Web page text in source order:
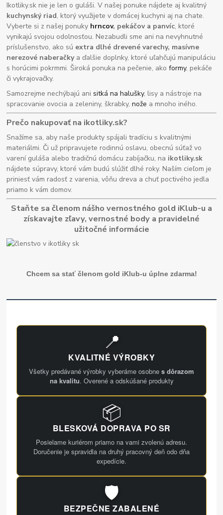
Ikotliky.sk nie je len o guláši. V našej ponuke nájdete aj kvalitný
kuchynský riad, ktorý využijete v domácej kuchyni aj na chate.
Vyberte si z našej ponuky hrncov, pekáčov a panvíc, ktoré
vynikajú svojou odolnosťou. Nezabudli sme ani na nevyhnutné
príslušenstvo, ako sú extra dlhé drevené varechy, masívne
nerezové naberačkya ďalšie doplnky, ktoré uľahčujú manipuláciu
s horúcimi pokrmmi. Široká ponuka na pečenie, akoformy, pekáče
či vykrajovačky.
Samozrejme nechýbajú anisitká na halušky, lisy a nástroje na
spracovanie ovocia a zeleniny, škrabky,nože a mnoho iného.
Prečo nakupovať na ikotliky.sk?
Snažíme sa, aby naše produkty spájali tradíciu s kvalitnými
materiálmi. Či už pripravujete rodinnú oslavu, obecnú súťaž vo
varení guláša alebo tradičnú domácu zabíjačku, na ikotliky.sk
nájdete súpravy, ktoré vám budú slúžiť dlhé roky. Naším cieľom je
priniesť vám radosť z varenia, vôňu dreva a chuť poctivého jedla
priamo k vám domov.
Staňte sa členom nášho vernostného gold iKlub-u a
získavajte zľavy, vernostné body a pravidelné
užitočné informácie
Chcem sa stať členom gold iKlub-u úplne zdarma!
📍
KVALITNÉ VÝROBKY
Všetky predávané výrobky vyberáme osobne s dôrazom
na kvalitu. Overené a odskúšané produkty
📦
BLESKOVÁ DOPRAVA PO SR
Posielame kuriérom priamo na vami zvolenú adresu.
Doručenie je spravidla na druhý pracovný deň odo dňa
expedície.
🛡️
BEZPEČNE ZABALENÉ